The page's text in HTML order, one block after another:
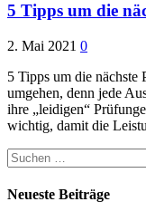
5 Tipps um die
2. Mai 2021 0
5 Tipps um die nächste
umgehen, denn jede
ihre „leidigen“
wichtig, damit die
Suchen
nach:
Neueste Beiträge